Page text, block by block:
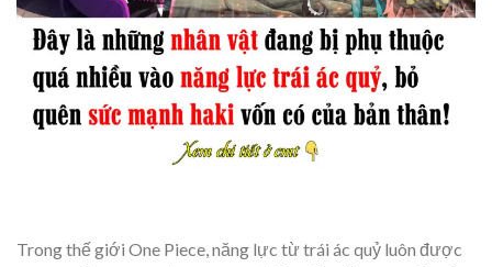
Trong thế giới One Piece, năng lực từ trái ác quỷ luôn được